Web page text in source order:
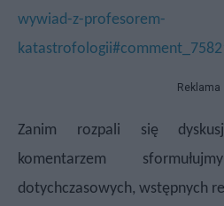
wywiad-z-profesorem-
Reklama
Zanim rozpali się
komentarzem
dotychczasowych, wstępnych